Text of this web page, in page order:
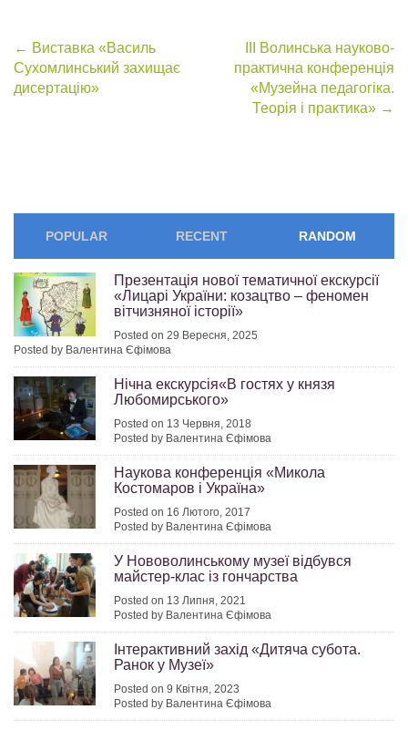
Post
navigation
← Виставка «Василь
Сухомлинський захищає
дисертацію»
ІІI Волинська науково-
практична конференція
«Музейна педагогіка.
Теорія і практика» →
POPULAR RECENT RANDOM
Презентація нової тематичної екскурсії
«Лицарі України: козацтво – феномен
вітчизняної історії»
Posted on 29 Вересня, 2025
Posted by Валентина Єфімова
Нічна екскурсія«В гостях у князя
Любомирського»
Posted on 13 Червня, 2018
Posted by Валентина Єфімова
Наукова конференція «Микола
Костомаров і Україна»
Posted on 16 Лютого, 2017
Posted by Валентина Єфімова
У Нововолинському музеї відбувся
майстер-клас із гончарства
Posted on 13 Липня, 2021
Posted by Валентина Єфімова
Інтерактивний захід «Дитяча субота.
Ранок у Музеї»
Posted on 9 Квітня, 2023
Posted by Валентина Єфімова